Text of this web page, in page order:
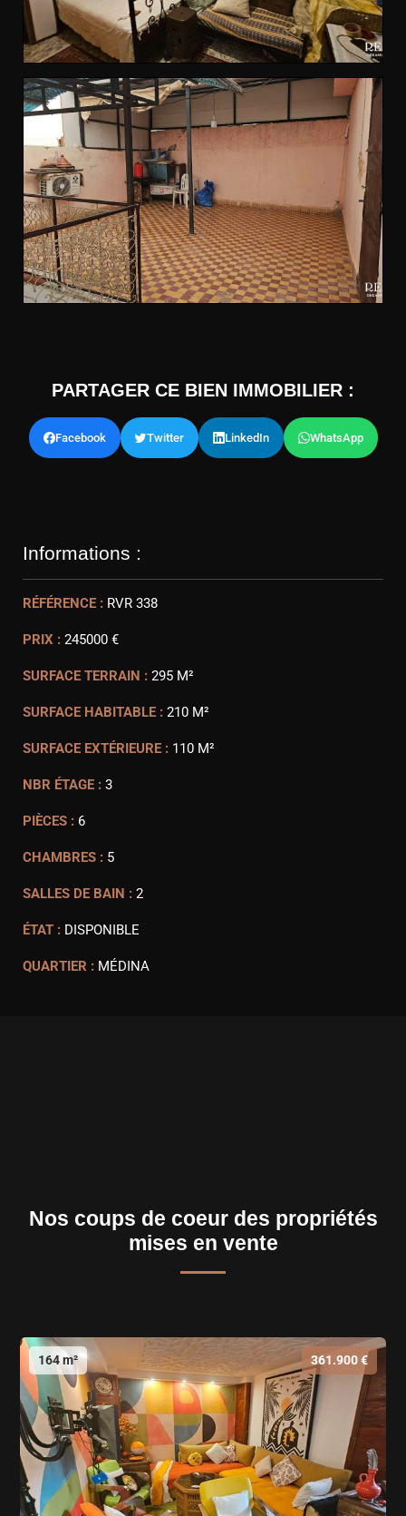
PARTAGER CE BIEN IMMOBILIER :
Facebook Twitter LinkedIn WhatsApp
Informations :
RÉFÉRENCE : RVR 338
PRIX : 245000 €
SURFACE TERRAIN : 295 M²
SURFACE HABITABLE : 210 M²
SURFACE EXTÉRIEURE : 110 M²
NBR ÉTAGE : 3
PIÈCES : 6
CHAMBRES : 5
SALLES DE BAIN : 2
ÉTAT : DISPONIBLE
QUARTIER : MÉDINA
Nos coups de coeur des propriétés
mises en vente
164 m² 361.900 €